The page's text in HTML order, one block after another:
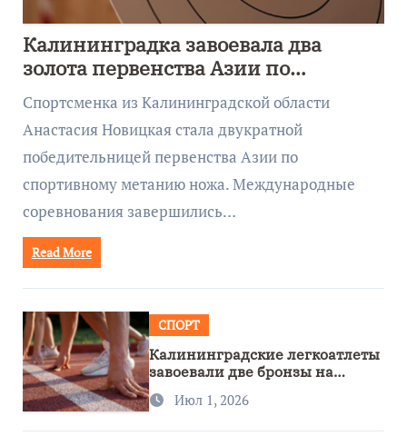
Калининградка завоевала два
золота первенства Азии по
метанию ножа
Спортсменка из Калининградской области
Анастасия Новицкая стала двукратной
победительницей первенства Азии по
спортивному метанию ножа. Международные
соревнования завершились…
Read More
СПОРТ
Калининградские легкоатлеты
завоевали две бронзы на
первенстве России
Июл 1, 2026